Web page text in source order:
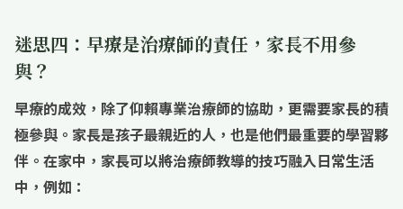
迷思四：早療是治療師的責任，家長不用參
與？
早療的成效，除了仰賴專業治療師的協助，更需要家長的積
極參與。 家長是孩子最親近的人，也是他們最重要的學習夥
伴 。在家中，家長可以將治療師教導的技巧融入日常生活
中，例如：